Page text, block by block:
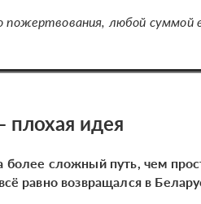
пожертвования, любой
плохая идея
более сложный путь, чем
равно возвращался в